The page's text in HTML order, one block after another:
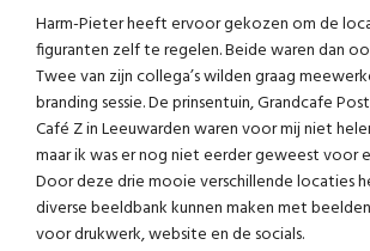
Harm-Pieter heeft ervoor gekozen om de
figuranten zelf te regelen. Beide waren dan
Twee van zijn collega’s wilden graag
branding sessie. De prinsentuin,Grandcafe
Café Zin Leeuwarden waren voor mij niet
maar ik was er nog niet eerder geweest voor
Door deze drie mooie verschillende locaties
diverse beeldbank kunnen maken met
voor drukwerk, website en de socials.